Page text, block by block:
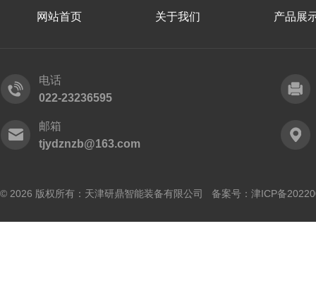
网站首页 关于我们 产品展
电话
022-23236595
邮箱
tjydznzb@163.com
© 2026 版权所有：天津研鼎智能装备有限公司 备案号： 津ICP备